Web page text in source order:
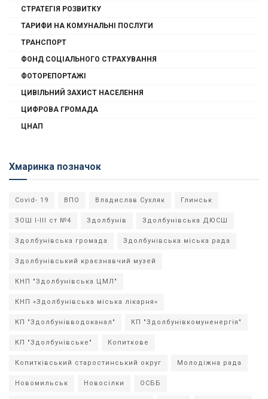
СТРАТЕГІЯ РОЗВИТКУ
ТАРИФИ НА КОМУНАЛЬНІ ПОСЛУГИ
ТРАНСПОРТ
ФОНД СОЦІАЛЬНОГО СТРАХУВАННЯ
ФОТОРЕПОРТАЖІ
ЦИВІЛЬНИЙ ЗАХИСТ НАСЕЛЕННЯ
ЦИФРОВА ГРОМАДА
ЦНАП
Хмаринка позначок
Covid- 19 ВПО Владислав Сухляк Глинськ
ЗОШ І-ІІІ ст №4 Здолбунів Здолбунівська ДЮСШ
Здолбунівська громада Здолбунівська міська рада
Здолбунівський краєзнавчий музей
КНП "Здолбунівська ЦМЛ"
КНП «Здолбунівська міська лікарня»
КП "Здолбунівводоканал" КП "Здолбунівкомуненергія"
КП "Здолбунівське" Копиткове
Копитківський старостинський округ Молодіжна рада
Новомильськ Новосілки ОСББ